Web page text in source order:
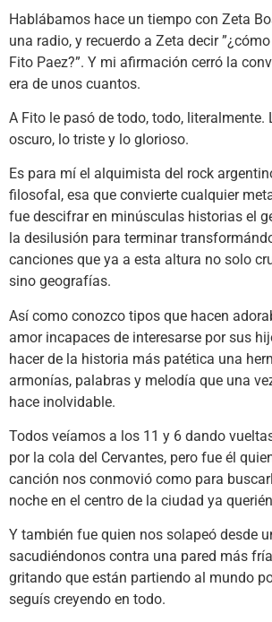
Hablábamos hace un tiempo con Zeta
una radio, y recuerdo a Zeta decir
Fito Paez?”. Y mi afirmación cerró la
era de unos cuantos.
A Fito le pasó de todo, todo, literalmente.
oscuro, lo triste y lo glorioso.
Es para mí el alquimista del rock
filosofal, esa que convierte cualquier
fue descifrar en minúsculas historias el
la desilusión para terminar
canciones que ya a esta altura no solo
sino geografías.
Así como conozco tipos que hacen
amor incapaces de interesarse por sus
hacer de la historia más patética una
armonías, palabras y melodía que una
hace inolvidable.
Todos veíamos a los 11 y 6 dando
por la cola del Cervantes, pero fue él
canción nos conmovió como para
noche en el centro de la ciudad ya
Y también fue quien nos solapeó desde
sacudiéndonos contra una pared más
gritando que están partiendo al mundo
seguís creyendo en todo.